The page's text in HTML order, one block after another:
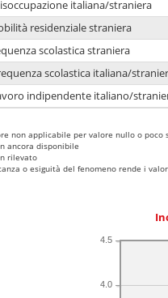
italiana/straniera
residenziale straniera
scolastica straniera
scolastica italiana/
indipendente italiano/
non applicabile per valore nullo o poco
ancora disponibile
rilevato
o esiguità del fenomeno rende i
4.0
4.5